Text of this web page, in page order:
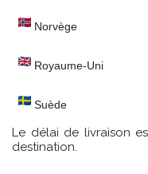
Norvège
Royaume-Uni
Suède
Le délai de livraison
destination.